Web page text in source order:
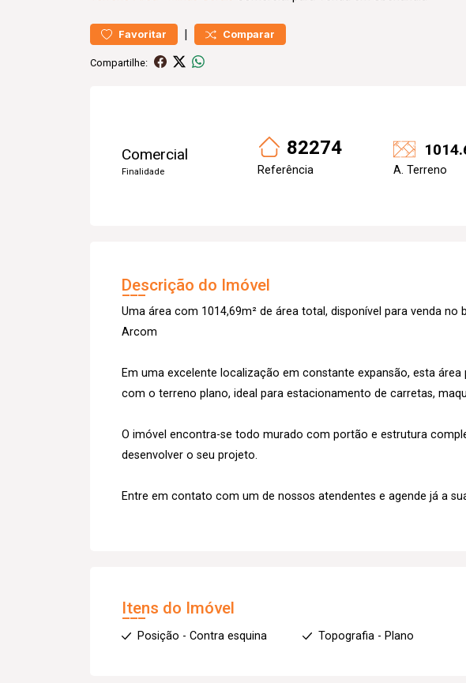
Favoritar | Comparar
Compartilhe:
Comercial
Finalidade
82274
Referência A. Terreno
Descrição do Imóvel
Uma área com 1014,69m² de área total, disponível para venda no
Arcom
Em uma excelente localização em constante expansão, esta
com o terreno plano, ideal para estacionamento de carretas,
O imóvel encontra-se todo murado com portão e estrutura
desenvolver o seu projeto.
Entre em contato com um de nossos atendentes e agende já a
Itens do Imóvel
Posição - Contra esquina Topografia - Plano